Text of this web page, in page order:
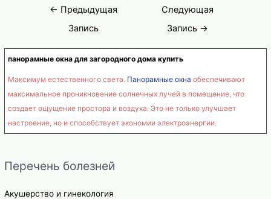
панорамные окна для загородного дома купить
Максимум естественного света. Панорамные окна обеспечивают
максимальное проникновение солнечных лучей в помещение, что
создает ощущение простора и воздуха. Это не только улучшает
настроение, но и способствует экономии электроэнергии.
Перечень болезней
Акушерство и гинекология
Навигация
← Предыдущая
Запись
Следующая
Запись →